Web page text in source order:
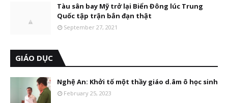
Tàu sân bay Mỹ trở lại Biển Đông lúc Trung
Quốc tập trận bắn đạn thật
September 27, 2021
GIÁO DỤC
Nghệ An: Khởi tố một thầy giáo d.âm ô học sinh
February 25, 2023